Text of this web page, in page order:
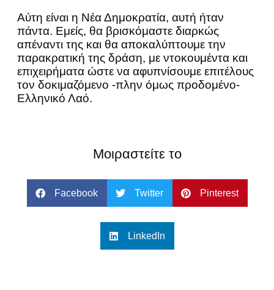
Αύτη είναι η Νέα Δημοκρατία, αυτή ήταν
πάντα. Εμείς, θα βρισκόμαστε διαρκώς
απέναντι της και θα αποκαλύπτουμε την
παρακρατική της δράση, με ντοκουμέντα και
επιχειρήματα ώστε να αφυπνίσουμε επιτέλους
τον δοκιμαζόμενο -πλην όμως προδομένο-
Ελληνικό Λαό.
Μοιραστείτε το
Facebook Twitter Pinterest
LinkedIn